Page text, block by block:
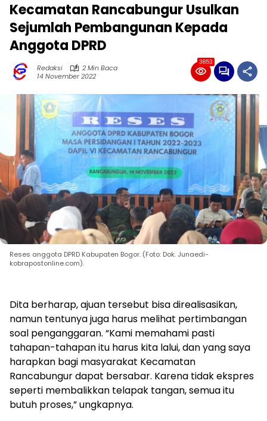
Kecamatan Rancabungur Usulkan
Sejumlah Pembangunan Kepada
Anggota DPRD
Redaksi
2 Min Baca
14 November 2022
3853
Reses anggota DPRD Kabupaten Bogor. (Foto: Dok. Junaedi-
kobrapostonline.com).
Dita berharap, ajuan tersebut bisa direalisasikan,
namun tentunya juga harus melihat pertimbangan
soal penganggaran. “Kami memahami pasti
tahapan-tahapan itu harus kita lalui, dan yang saya
harapkan bagi masyarakat Kecamatan
Rancabungur dapat bersabar. Karena tidak ekspres
seperti membalikkan telapak tangan, semua itu
butuh proses,” ungkapnya.